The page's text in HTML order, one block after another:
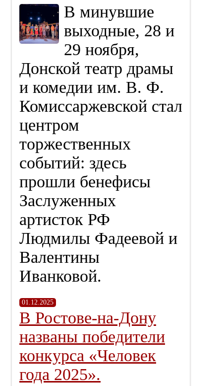
В минувшие
выходные, 28 и
29 ноября,
Донской театр драмы
и комедии им. В. Ф.
Комиссаржевской стал
центром
торжественных
событий: здесь
прошли бенефисы
Заслуженных
артисток РФ
Людмилы Фадеевой и
Валентины
Иванковой.
01.12.2025
В Ростове-на-Дону
названы победители
конкурса «Человек
года 2025».